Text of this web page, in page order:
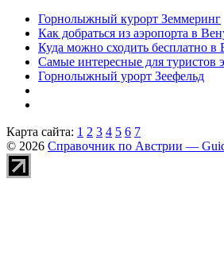
Горнолыжный курорт Земмеринг
Как добраться из аэропорта в
Куда можно сходить бесплатно в
Самые интересные для туристов
Горнолыжный урорт Зеефельд
Карта сайта: 1 2 3 4 5 6 7
© 2026 Справочник по Австрии —